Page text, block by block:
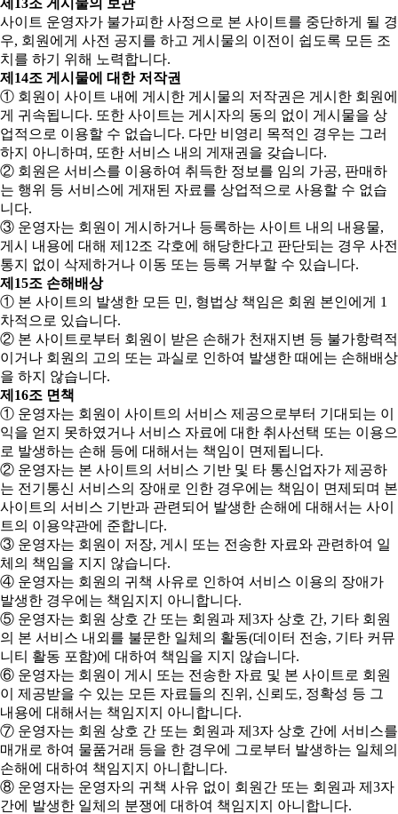
제13조 게시물의 보관
사이트 운영자가 불가피한 사정으로 본 사이트를 중단하게 될 경
우, 회원에게 사전 공지를 하고 게시물의 이전이 쉽도록 모든 조
치를 하기 위해 노력합니다.
제14조 게시물에 대한 저작권
① 회원이 사이트 내에 게시한 게시물의 저작권은 게시한 회원에
게 귀속됩니다. 또한 사이트는 게시자의 동의 없이 게시물을 상
업적으로 이용할 수 없습니다. 다만 비영리 목적인 경우는 그러
하지 아니하며, 또한 서비스 내의 게재권을 갖습니다.
② 회원은 서비스를 이용하여 취득한 정보를 임의 가공, 판매하
는 행위 등 서비스에 게재된 자료를 상업적으로 사용할 수 없습
니다.
③ 운영자는 회원이 게시하거나 등록하는 사이트 내의 내용물,
게시 내용에 대해 제12조 각호에 해당한다고 판단되는 경우 사전
통지 없이 삭제하거나 이동 또는 등록 거부할 수 있습니다.
제15조 손해배상
① 본 사이트의 발생한 모든 민, 형법상 책임은 회원 본인에게 1
차적으로 있습니다.
② 본 사이트로부터 회원이 받은 손해가 천재지변 등 불가항력적
이거나 회원의 고의 또는 과실로 인하여 발생한 때에는 손해배상
을 하지 않습니다.
제16조 면책
① 운영자는 회원이 사이트의 서비스 제공으로부터 기대되는 이
익을 얻지 못하였거나 서비스 자료에 대한 취사선택 또는 이용으
로 발생하는 손해 등에 대해서는 책임이 면제됩니다.
② 운영자는 본 사이트의 서비스 기반 및 타 통신업자가 제공하
는 전기통신 서비스의 장애로 인한 경우에는 책임이 면제되며 본
사이트의 서비스 기반과 관련되어 발생한 손해에 대해서는 사이
트의 이용약관에 준합니다.
③ 운영자는 회원이 저장, 게시 또는 전송한 자료와 관련하여 일
체의 책임을 지지 않습니다.
④ 운영자는 회원의 귀책 사유로 인하여 서비스 이용의 장애가
발생한 경우에는 책임지지 아니합니다.
⑤ 운영자는 회원 상호 간 또는 회원과 제3자 상호 간, 기타 회원
의 본 서비스 내외를 불문한 일체의 활동(데이터 전송, 기타 커뮤
니티 활동 포함)에 대하여 책임을 지지 않습니다.
⑥ 운영자는 회원이 게시 또는 전송한 자료 및 본 사이트로 회원
이 제공받을 수 있는 모든 자료들의 진위, 신뢰도, 정확성 등 그
내용에 대해서는 책임지지 아니합니다.
⑦ 운영자는 회원 상호 간 또는 회원과 제3자 상호 간에 서비스를
매개로 하여 물품거래 등을 한 경우에 그로부터 발생하는 일체의
손해에 대하여 책임지지 아니합니다.
⑧ 운영자는 운영자의 귀책 사유 없이 회원간 또는 회원과 제3자
간에 발생한 일체의 분쟁에 대하여 책임지지 아니합니다.